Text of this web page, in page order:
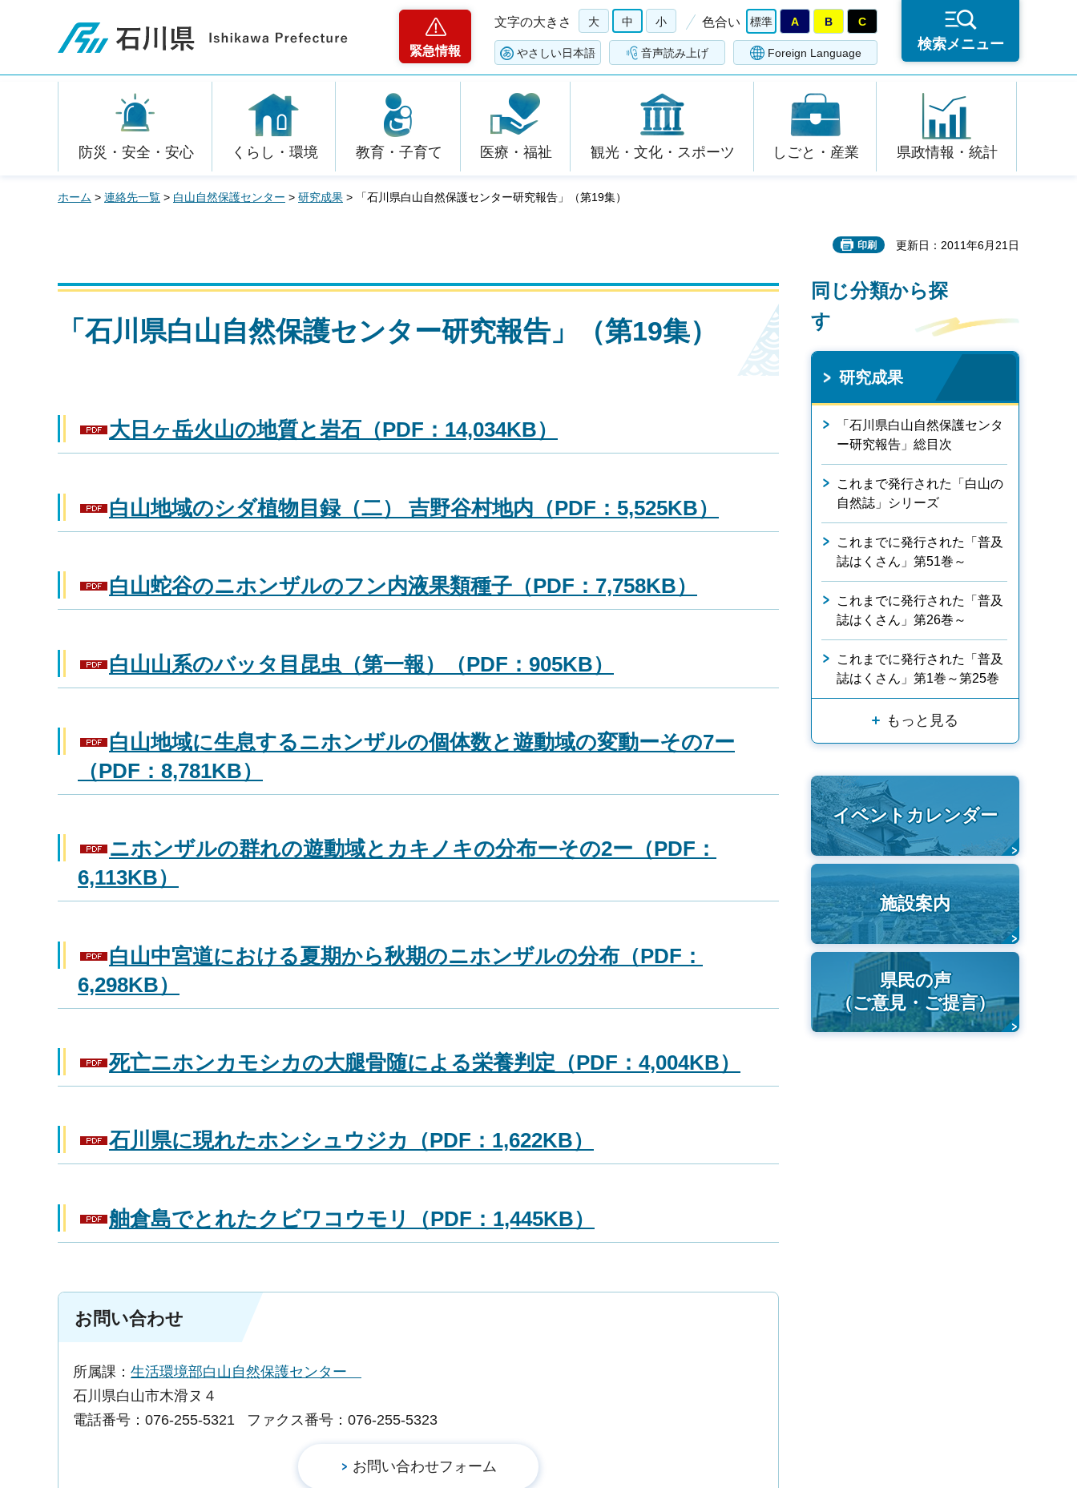
石川県
緊急情報
文字の大きさ 大 中 小 色合い 標準 A B C
やさしい日本語 音声読み上げ Foreign Language
検索メニュー
防災・安全・安心 くらし・環境 教育・子育て 医療・福祉 観光・文化・スポーツ しごと・産業 県政情報・統計
ホーム > 連絡先一覧 > 白山自然保護センター > 研究成果 > 「石川県白山自然保護センター研究報告」（第19集）
印刷 更新日：2011年6月21日
「石川県白山自然保護センター研究報告」（第19集）
大日ヶ岳火山の地質と岩石（PDF：14,034KB）
白山地域のシダ植物目録（二） 吉野谷村地内（PDF：5,525KB）
白山蛇谷のニホンザルのフン内液果類種子（PDF：7,758KB）
白山山系のバッタ目昆虫（第一報）（PDF：905KB）
白山地域に生息するニホンザルの個体数と遊動域の変動ーその7ー
（PDF：8,781KB）
ニホンザルの群れの遊動域とカキノキの分布ーその2ー（PDF：
6,113KB）
白山中宮道における夏期から秋期のニホンザルの分布（PDF：
6,298KB）
死亡ニホンカモシカの大腿骨随による栄養判定（PDF：4,004KB）
石川県に現れたホンシュウジカ（PDF：1,622KB）
舳倉島でとれたクビワコウモリ（PDF：1,445KB）
お問い合わせ
所属課： 生活環境部白山自然保護センター
石川県白山市木滑ヌ４
電話番号：076-255-5321
ファクス番号：076-255-5323
同じ分類から探
す
研究成果
「石川県白山自然保護センタ
ー研究報告」総目次
これまで発行された「白山の
自然誌」シリーズ
これまでに発行された「普及
誌はくさん」第51巻～
これまでに発行された「普及
誌はくさん」第26巻～
これまでに発行された「普及
誌はくさん」第1巻～第25巻
もっと見る
イベントカレンダー
施設案内
県民の声
（ご意見・ご提言）